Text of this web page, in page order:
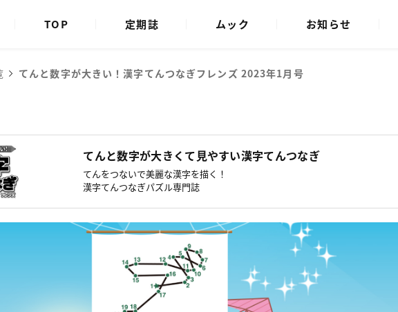
TOP 定期誌 ムック お知らせ
てんと数字が大きい！漢字てんつなぎフレンズ 2023年1月号
てんと数字が大きくて見やすい漢字てんつなぎ
てんをつないで美麗な漢字を描く！
漢字てんつなぎパズル専門誌